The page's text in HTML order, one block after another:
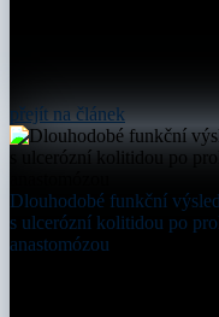
přejít na článek
Dlouhodobé funkční
s ulcerózní kolitidou po
anastomózou